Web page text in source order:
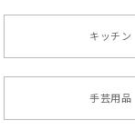
キッチン
手芸用品